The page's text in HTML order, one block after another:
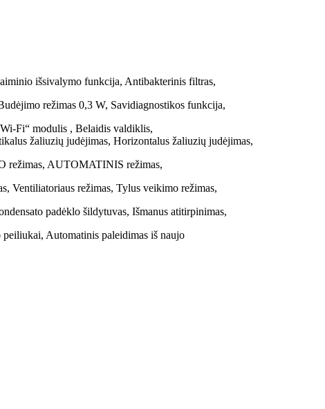
išsivalymo funkcija, Antibakterinis filtras,
režimas 0,3 W, Savidiagnostikos funkcija,
Fi“ modulis , Belaidis valdiklis,
žaliuzių judėjimas, Horizontalus žaliuzių judėjimas,
režimas, AUTOMATINIS režimas,
Ventiliatoriaus režimas, Tylus veikimo režimas,
padėklo šildytuvas, Išmanus atitirpinimas,
Automatinis paleidimas iš naujo